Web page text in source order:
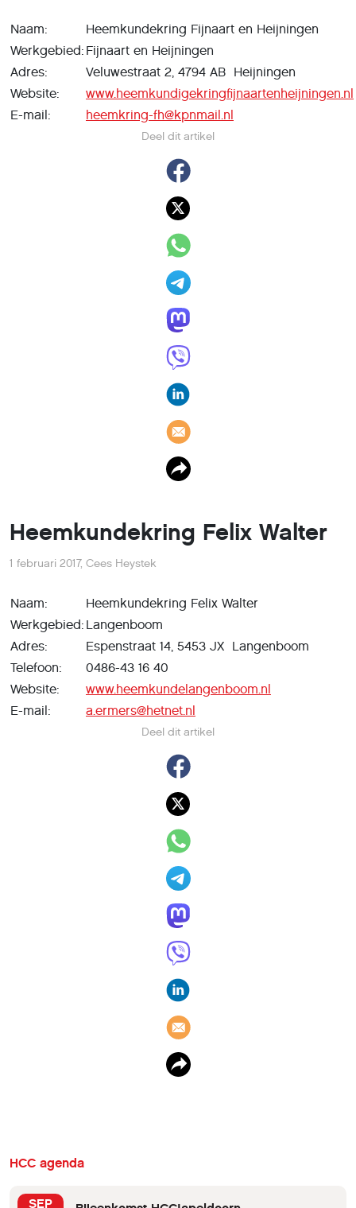
Deel dit artikel
Naam:
Heemkundekring Fijnaart en Heijningen
Werkgebied: Fijnaart en Heijningen
Adres:
Veluwestraat 2, 4794 AB Heijningen
Website:
www.heemkundigekringfijnaartenheijningen.nl
E-mail:
heemkring-fh@kpnmail.nl
Heemkundekring Felix Walter
Deel dit artikel
1 februari 2017, Cees Heystek
Naam:
Heemkundekring Felix Walter
Werkgebied: Langenboom
Adres:
Espenstraat 14, 5453 JX Langenboom
Telefoon:
0486-43 16 40
Website:
www.heemkundelangenboom.nl
E-mail:
a.ermers@hetnet.nl
HCC agenda
SEP